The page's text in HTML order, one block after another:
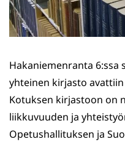
Hakaniemenranta 6:ssa
yhteinen kirjasto
Kotuksen kirjastoon on
liikkuvuuden ja
Opetushallituksen ja